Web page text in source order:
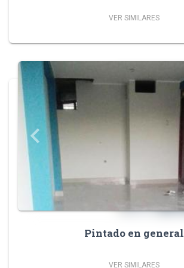
VER SIMILARES
keyboard_arrow_left
Previous
Pintado en general
VER SIMILARES